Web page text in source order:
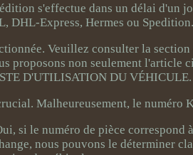
s'effectue dans un délai d'un
DHL-Express, Hermes ou Spedition.
Veuillez consulter la
proposons non seulement l'article
D'UTILISATION DU VÉHICULE.
Malheureusement, le numéro
si le numéro de pièce correspond
nous pouvons le déterminer